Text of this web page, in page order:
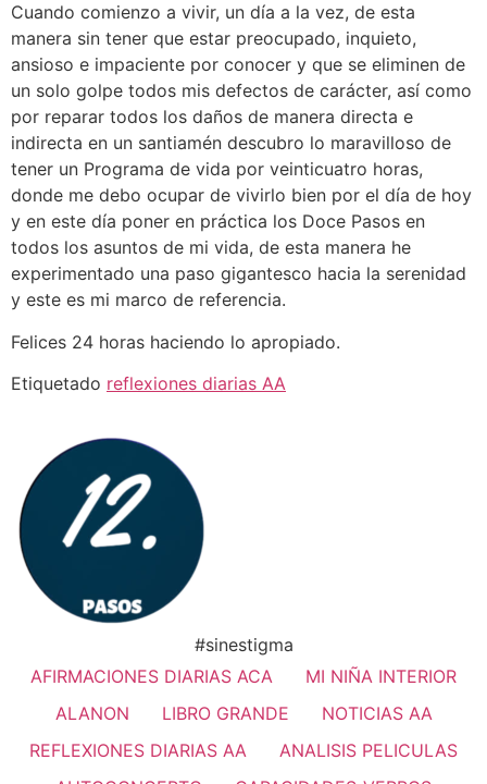
Cuando comienzo a vivir, un día a la vez, de esta
manera sin tener que estar preocupado, inquieto,
ansioso e impaciente por conocer y que se eliminen de
un solo golpe todos mis defectos de carácter, así como
por reparar todos los daños de manera directa e
indirecta en un santiamén descubro lo maravilloso de
tener un Programa de vida por veinticuatro horas,
donde me debo ocupar de vivirlo bien por el día de hoy
y en este día poner en práctica los Doce Pasos en
todos los asuntos de mi vida, de esta manera he
experimentado una paso gigantesco hacia la serenidad
y este es mi marco de referencia.
Felices 24 horas haciendo lo apropiado.
Etiquetado reflexiones diarias AA
#sinestigma
AFIRMACIONES DIARIAS ACA
MI NIÑA INTERIOR
ALANON
LIBRO GRANDE
NOTICIAS AA
REFLEXIONES DIARIAS AA
ANALISIS PELICULAS